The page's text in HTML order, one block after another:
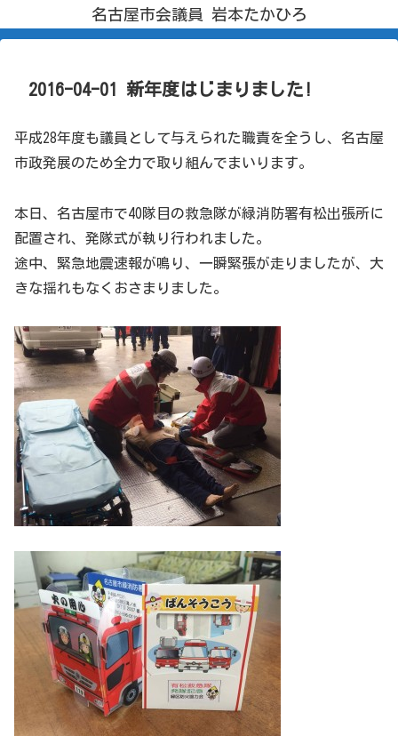
名古屋市会議員 岩本たかひろ
2016-04-01 新年度はじまりました!
平成28年度も議員として与えられた職責を全うし、名古屋
市政発展のため全力で取り組んでまいります。
本日、名古屋市で40隊目の救急隊が緑消防署有松出張所に
配置され、発隊式が執り行われました。
途中、緊急地震速報が鳴り、一瞬緊張が走りましたが、大
きな揺れもなくおさまりました。